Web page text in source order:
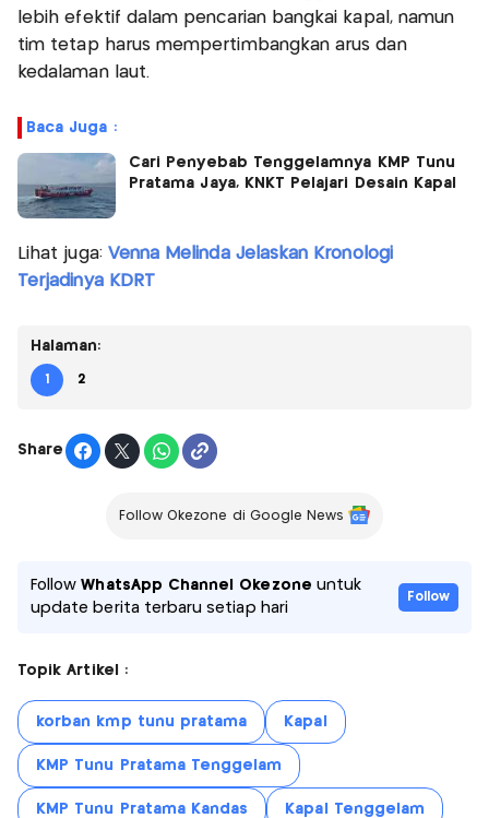
lebih efektif dalam pencarian bangkai kapal, namun
tim tetap harus mempertimbangkan arus dan
kedalaman laut.
Baca Juga :
Cari Penyebab Tenggelamnya KMP Tunu
Pratama Jaya, KNKT Pelajari Desain Kapal
Lihat juga: Venna Melinda Jelaskan Kronologi
Terjadinya KDRT
Halaman:
1 2
Share
Follow Okezone di Google News
FollowWhatsApp Channel Okezone untuk
update berita terbaru setiap hari
Follow
Topik Artikel :
korban kmp tunu pratama Kapal
KMP Tunu Pratama Tenggelam
KMP Tunu Pratama Kandas Kapal Tenggelam